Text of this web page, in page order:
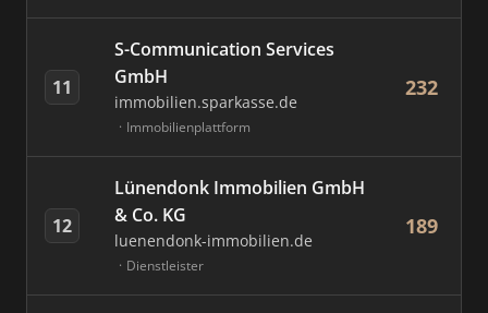
11
S-Communication Services
GmbH
immobilien.sparkasse.de
Immobilienplattform
232
12
Lünendonk Immobilien GmbH
& Co. KG
luenendonk-immobilien.de
Dienstleister
189